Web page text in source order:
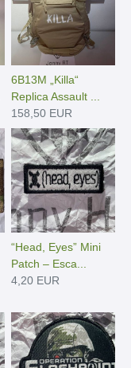
6B13M „Killa“
Replica Assault ...
158,50 EUR
“Head, Eyes” Mini
Patch – Esca...
4,20 EUR